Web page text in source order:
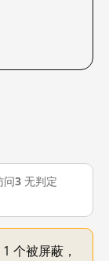
问3 无判定
个被屏蔽，